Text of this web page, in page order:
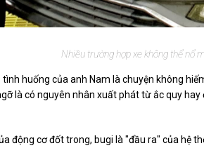
Nhiều trường hợp xe không thể nổ
huống của anh Nam là chuyện không
là có nguyên nhân xuất phát từ ắc quy
động cơ đốt trong, bugi là "đầu ra" của hệ